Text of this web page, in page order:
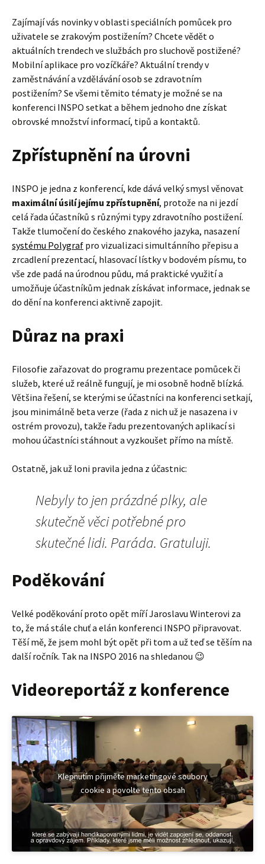
Zajímají vás novinky v oblasti speciálních pomůcek pro
uživatele se zrakovým postižením? Chcete vědět o
aktuálních trendech ve službách pro sluchově postižené?
Mobilní aplikace pro vozíčkáře? Aktuální trendy v
zaměstnávání a vzdělávání osob se zdravotním
postižením? Se všemi těmito tématy je možné se na
konferenci INSPO setkat a během jednoho dne získat
obrovské množství informací, tipů a kontaktů.
Zpřístupnění na úrovni
INSPO je jedna z konferencí, kde dává velký smysl věnovat
maximální úsilí jejímu zpřístupnění, protože na ni jezdí
celá řada účastníků s různými typy zdravotního postižení.
Takže tlumočení do českého znakového jazyka, nasazení
systému Polygraf pro vizualizaci simultánního přepisu a
zrcadlení prezentací, hlasovací lístky v bodovém písmu, to
vše zde padá na úrodnou půdu, má praktické využití a
umožňuje účastníkům jednak získávat informace, jednak se
do dění na konferenci aktivně zapojit.
Důraz na praxi
Filosofie zařazovat do programu prezentace pomůcek či
služeb, které už reálně fungují, je mi osobně hodně blízká.
Většina řešení, se kterými se účastníci na konferenci setkají,
jsou minimálně beta verze (řada z nich už je nasazena i v
ostrém provozu), takže řadu prezentovaných aplikací si
mohou účastníci stáhnout a vyzkoušet přímo na místě.
Ostatně, jak už loni pravila jedna z účastnic:
Nebyly to jen prázdné plky, ale
skutečně věci potřebné pro
skutečné lidi. Paráda. Gratuluji.
Poděkování
Velké poděkování proto opět míří Jaroslavu Winterovi za
to, že má stále chuť a elán konferenci INSPO připravovat.
Těší mě, že jsem mohl být opět při tom a už teď se těším na
další ročník. Tak na INSPO 2016 na shledanou 😉
Videoreportáž z konference
Klepnutím přijměte marketingové soubory
cookie a povolte tento obsah